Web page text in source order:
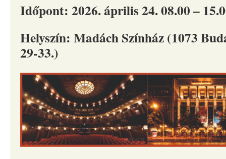
Időpont: 2026. április 24. 08.00 –
Helyszín: Madách Színház (1073
29-33.)